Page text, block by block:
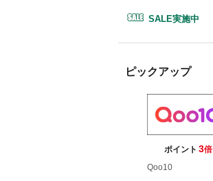
SALE実施中
ピックアップ
ポイント 3倍
Qoo10